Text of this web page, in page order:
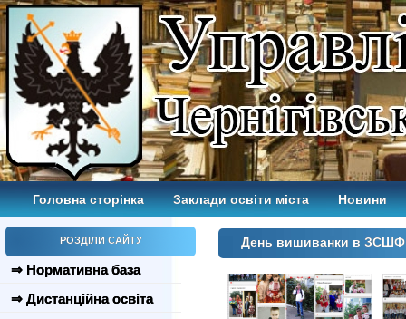
Головна сторінка Заклади освіти міста Новини
РОЗДІЛИ САЙТУ
⇒ Нормативна база
⇒ Дистанційна освіта
День вишиванки в